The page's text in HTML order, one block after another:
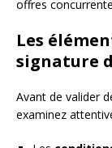
offres
Les
signature
Avant de valider
examinez